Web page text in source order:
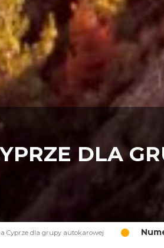
DLA
Cyprze dla grupy autokarowej